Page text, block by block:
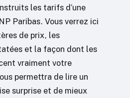
les tarifs d’une
Paribas. Vous verrez ici
de prix, les
et la façon dont les
vraiment votre
permettra de lire un
surprise et de mieux